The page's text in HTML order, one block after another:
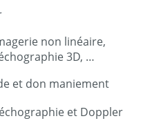
non linéaire,
3D, …
et don maniement
et Doppler